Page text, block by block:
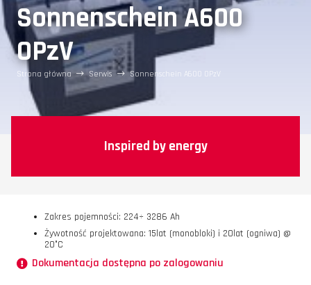
Sonnenschein A600
OPzV
Strona główna Serwis Sonnenschein A600 OPzV
Inspired by energy
Zakres pojemności: 224÷ 3286 Ah
Żywotność projektowana: 15lat (monobloki) i 20lat (ogniwa) @
20°C
Dokumentacja dostępna po zalogowaniu